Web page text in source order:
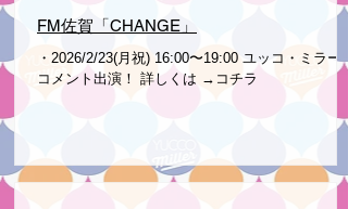
FM佐賀「CHANGE」
・2026/2/23(月祝) 16:00〜19:00 ユッコ・ミラーが
コメント出演！ 詳しくは →コチラ